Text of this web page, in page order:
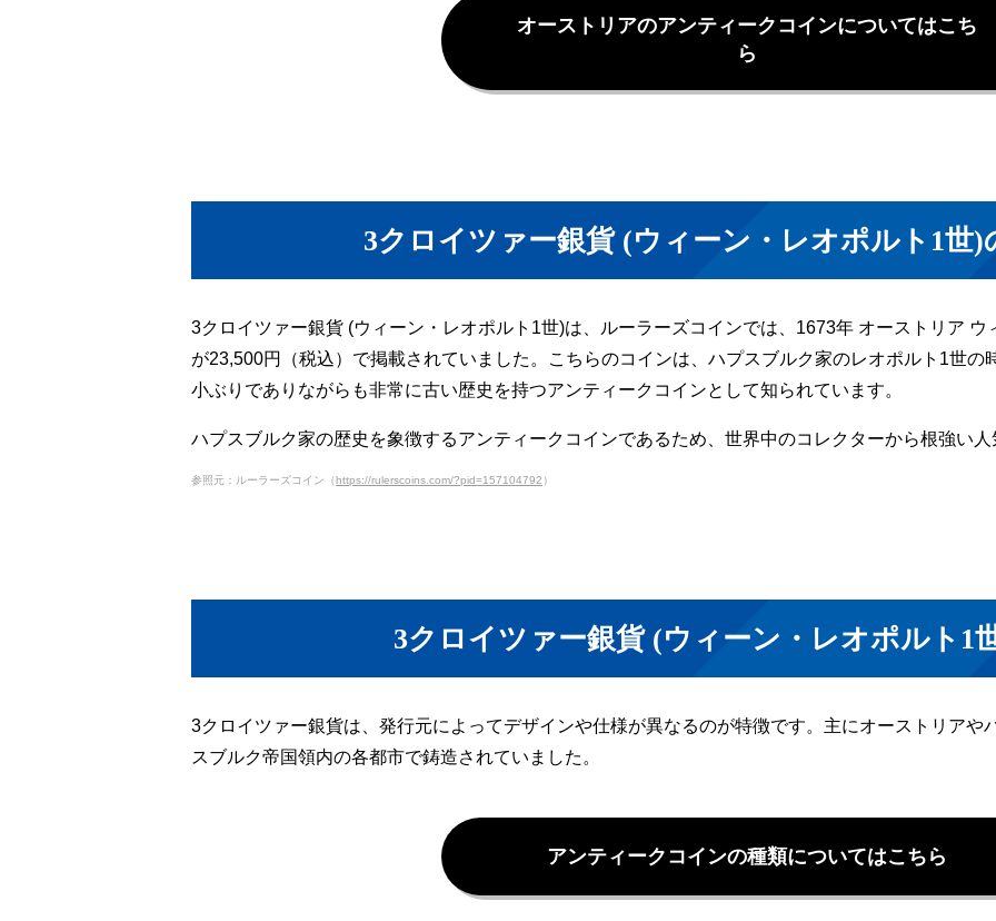
オーストリアのアンティークコインについてはこち
ら
3クロイツァー銀貨 (ウィーン・レオポルト1世)
3クロイツァー銀貨 (ウィーン・レオポルト1世)は、ルーラーズコインでは、1673年 オーストリア
が23,500円（税込）で掲載されていました。こちらのコインは、ハプスブルク家のレオポルト1世の
小ぶりでありながらも非常に古い歴史を持つアンティークコインとして知られています。
ハプスブルク家の歴史を象徴するアンティークコインであるため、世界中のコレクターから根強い人
参照元：ルーラーズコイン（https://rulerscoins.com/?pid=157104792 ）
3クロイツァー銀貨 (ウィーン・レオポルト1
3クロイツァー銀貨は、発行元によってデザインや仕様が異なるのが特徴です。主にオーストリアや
スブルク帝国領内の各都市で鋳造されていました。
アンティークコインの種類についてはこちら